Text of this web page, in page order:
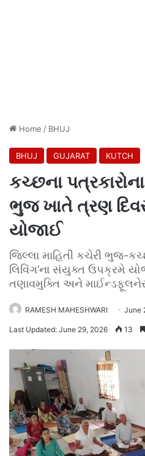
Home / BHUJ
BHUJ GUJARAT KUTCH
કચ્છના
ભુજ ખાતે ત્રણ
યોજાઈ
જિલ્લા માહિતી કચેરી ભુજ-
લિવિંગ’ના સંયુક્ત ઉપક્રમે
તણાવમુક્તિ અને
RAMESH MAHESHWARI June
Last Updated: June 29, 2026 13